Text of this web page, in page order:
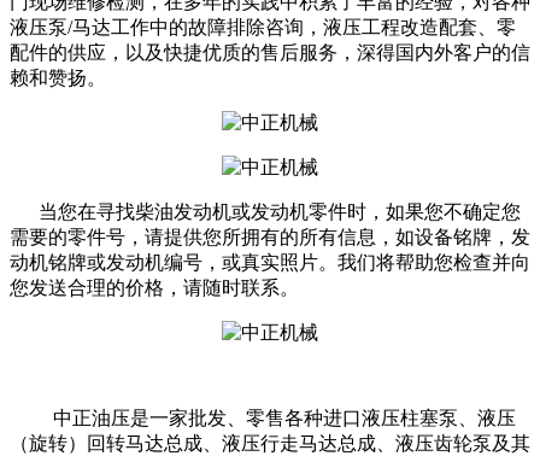
液压泵/马达工作中的故障排除咨询，液压工程改造配套、零
配件的供应，以及快捷优质的售后服务，深得国内外客户的信
赖和赞扬。
当您在寻找柴油发动机或发动机零件时，如果您不确定您
需要的零件号，请提供您所拥有的所有信息，如设备铭牌，发
动机铭牌或发动机编号，或真实照片。我们将帮助您检查并向
您发送合理的价格，请随时联系。
中正油压是一家批发、零售各种进口液压柱塞泵、液压
（旋转）回转马达总成、液压行走马达总成、液压齿轮泵及其